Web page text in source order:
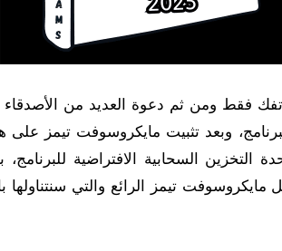
فقط ومن ثم دعوة العديد من الأصدقاء
وبعد تثبيت مايكروسوفت تيمز على
السحابية الافتراضية للبرنامج،
مايكروسوفت تيمز الرائع والتي سنتناولها